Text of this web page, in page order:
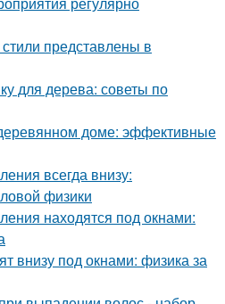
представлены в
для дерева: советы по
доме: эффективные
всегда внизу:
физики
находятся под окнами:
внизу под окнами: физика за